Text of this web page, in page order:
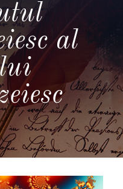
al